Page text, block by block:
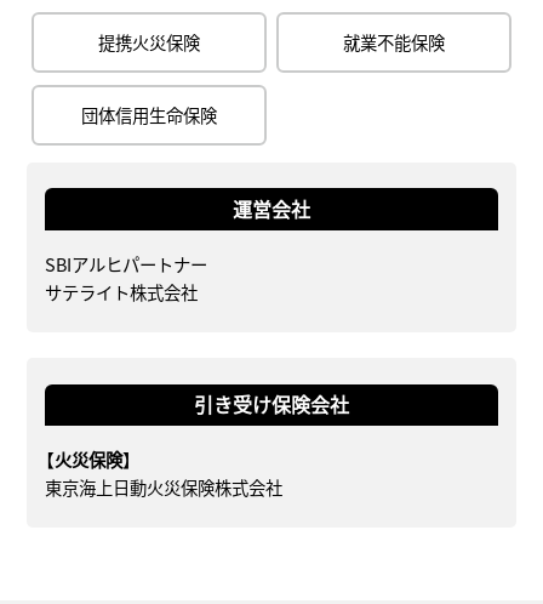
提携火災保険 就業不能保険
団体信用生命保険
運営会社
SBIアルヒパートナー
サテライト株式会社
引き受け保険会社
【火災保険】
東京海上日動火災保険株式会社